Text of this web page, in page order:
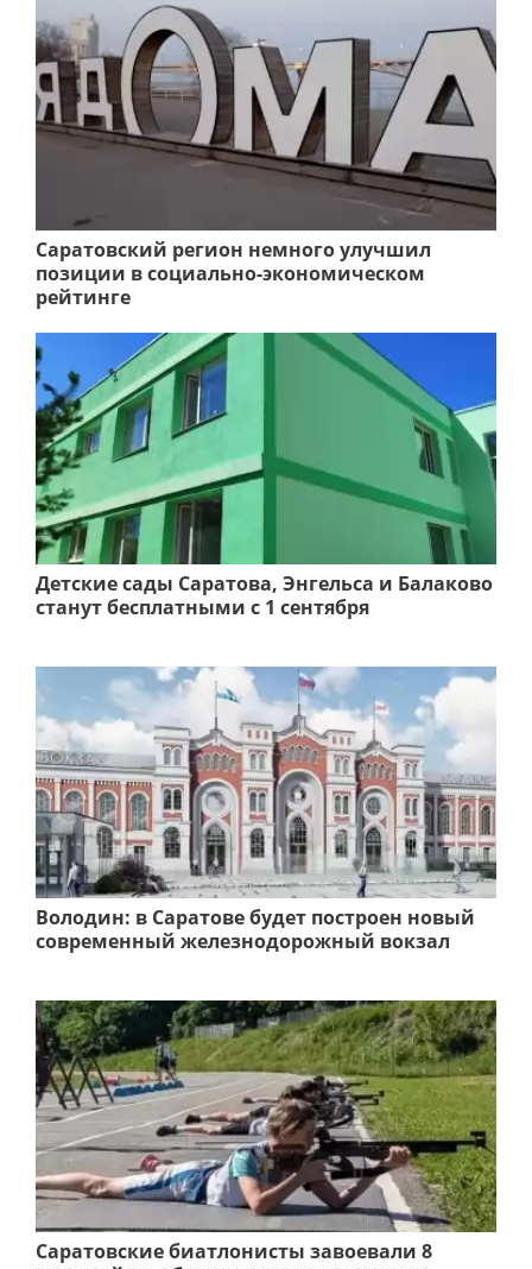
Саратовский регион немного улучшил
позиции в социально-экономическом
рейтинге
Детские сады Саратова, Энгельса и Балаково
станут бесплатными с 1 сентября
Володин: в Саратове будет построен новый
современный железнодорожный вокзал
Саратовские биатлонисты завоевали 8